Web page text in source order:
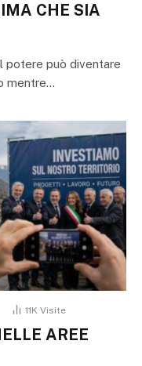
CHE SIA
potere può diventare
mentre…
11K Visite
AREE